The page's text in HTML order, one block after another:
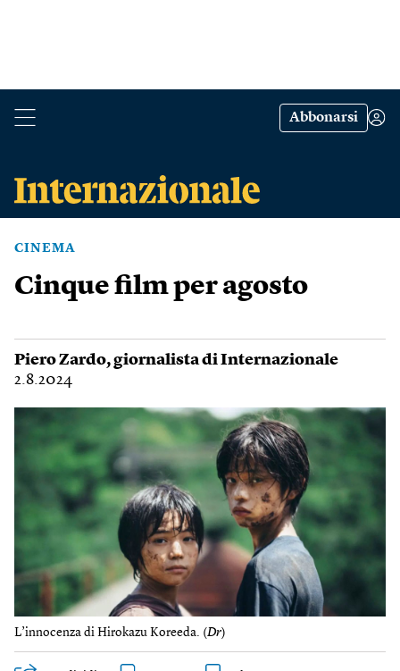
Abbonarsi
CINEMA
Cinque film per agosto
Piero Zardo, giornalista di Internazionale
2.8.2024
L’innocenza di Hirokazu Koreeda. (Dr)